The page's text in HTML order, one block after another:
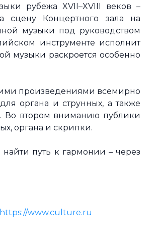
рубежа XVII–XVIII веков –
сцену Концертного зала на
музыки под руководством
инструменте исполнит
музыки раскроется особенно
произведениями всемирно
органа и струнных, а также
Во втором вниманию публики
органа и скрипки.
найти путь к гармонии – через
https://www.culture.ru